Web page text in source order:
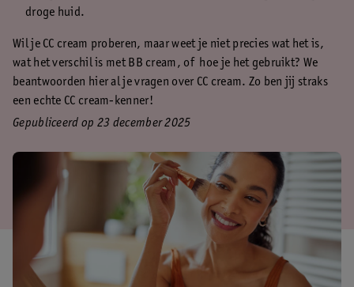
droge huid.
Wil je CC cream proberen, maar weet je niet precies wat het is,
wat het verschil is met BB cream, of hoe je het gebruikt? We
beantwoorden hier al je vragen over CC cream. Zo ben jij straks
een echte CC cream-kenner!
Gepubliceerd op 23 december 2025